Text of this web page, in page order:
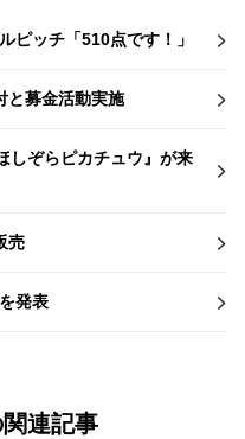
ピッチ「510点です！」
と募金活動実施
しぞらピカチュウ』が来
売
発表
連記事